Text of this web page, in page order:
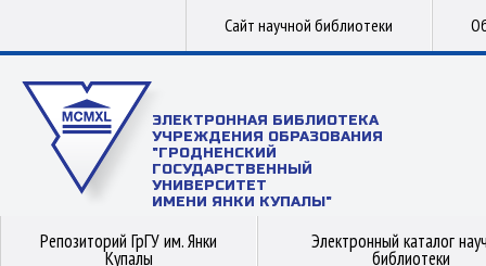
Сайт научной библиотеки
ЭЛЕКТРОННАЯ БИБЛИОТЕКА
УЧРЕЖДЕНИЯ ОБРАЗОВАНИЯ
"ГРОДНЕНСКИЙ
ГОСУДАРСТВЕННЫЙ
УНИВЕРСИТЕТ
ИМЕНИ ЯНКИ КУПАЛЫ"
Репозиторий ГрГУ им. Янки
Купалы
Электронный каталог
библиотеки